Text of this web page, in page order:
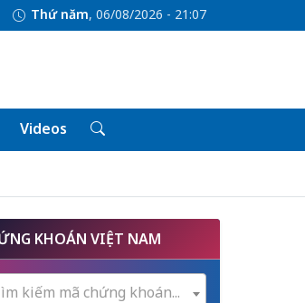
Thứ năm, 06/08/2026 - 21:07
Videos
KHOÁN VIỆT NAM
kiếm mã chứng khoán...